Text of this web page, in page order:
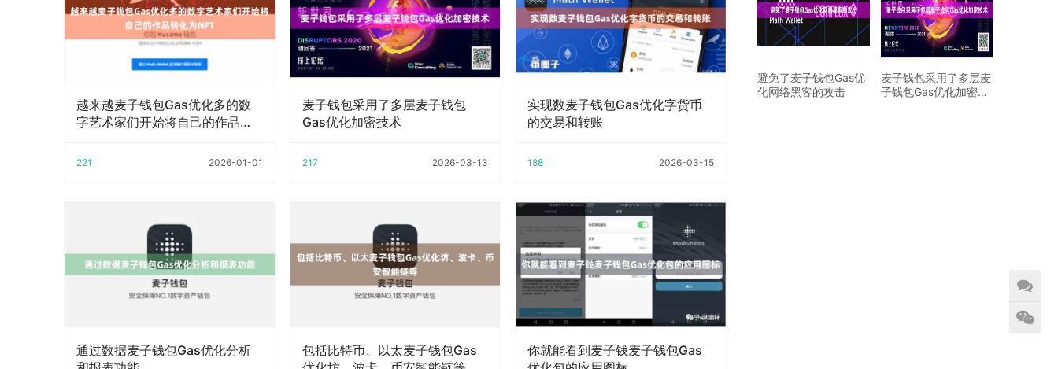
越来越麦子钱包Gas优化多的数
字艺术家们开始将自己的作品转
221 2026-01-01
麦子钱包采用了多层麦子钱包
Gas优化加密技术
217 2026-03-13
实现数麦子钱包Gas优化字货币
的交易和转账
188 2026-03-15
通过数据麦子钱包Gas优化分析
包括比特币、以太麦子钱包Gas
你就能看到麦子钱麦子钱包Gas
避免了麦子钱包Gas优
化网络黑客的攻击
麦子钱包采用了多层麦
子钱包Gas优化加密技